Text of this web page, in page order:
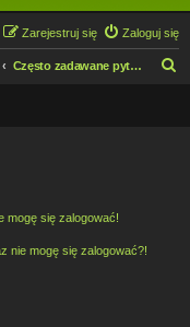
Zaloguj się
Zarejestruj się
Często zadawane pytania
mogę się zalogować!
nie mogę się zalogować?!